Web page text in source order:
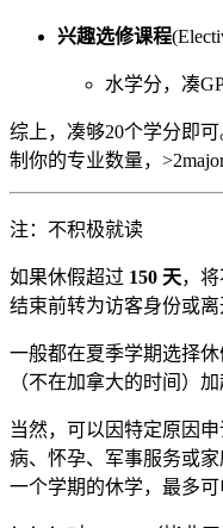
兴趣选修课程
水学分，凑
综上，凑够20个学分即
制你的专业数量，
注：不积极就读
如果休假超过 150 天，
结束前转为访客身份或离
一般都在夏季学期选择
（不在加拿大的时间）
当然，可以因特定原因
病、怀孕、军事服务或
一个学期的休学，最多